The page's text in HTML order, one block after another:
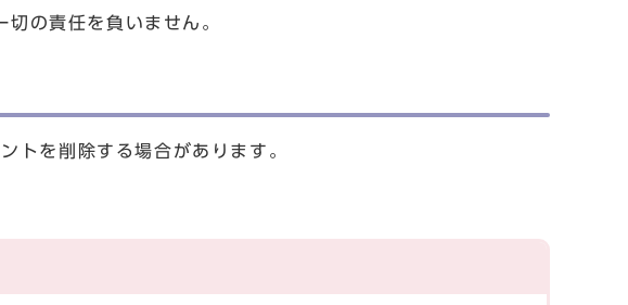
の責任を負いません。
トを削除する場合があります。